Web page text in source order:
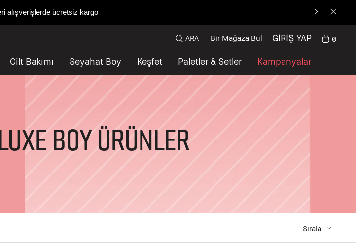
alışverişlerde ücretsiz kargo
Cilt Bakımı Seyahat Boy Keşfet Paletler & Setler Kampanyalar
ARA Bir Mağaza Bul GİRİŞ YAP 0
BOY ÜRÜNLER
Sırala